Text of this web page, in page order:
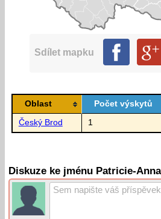
Sdílet mapku
Oblast Počet výskytů
Český Brod 1
Diskuze ke jménu Patricie-